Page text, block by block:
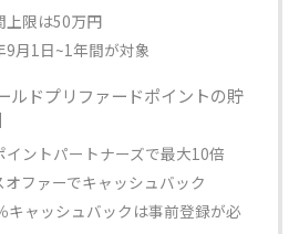
限は50万円
月1日~1年間が対象
ルドプリファードポイントの貯
ントパートナーズで最大10倍
ファーでキャッシュバック
ャッシュバックは事前登録が必